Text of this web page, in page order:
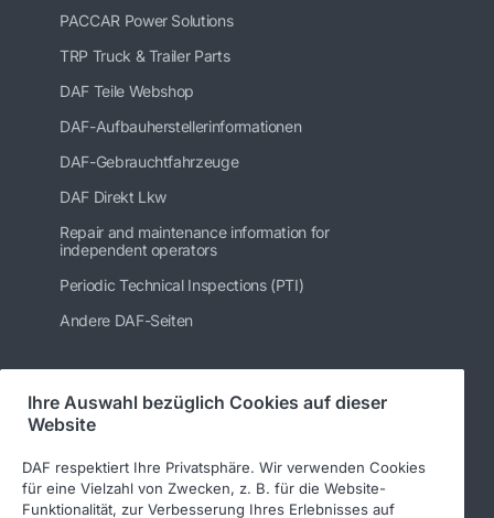
PACCAR Power Solutions
TRP Truck & Trailer Parts
DAF Teile Webshop
DAF-Aufbauherstellerinformationen
DAF-Gebrauchtfahrzeuge
DAF Direkt Lkw
Repair and maintenance information for
independent operators
Periodic Technical Inspections (PTI)
Andere DAF-Seiten
Folgen Sie uns
Ihre Auswahl bezüglich Cookies auf dieser
Website
DAF respektiert Ihre Privatsphäre. Wir verwenden Cookies
für eine Vielzahl von Zwecken, z. B. für die Website-
Funktionalität, zur Verbesserung Ihres Erlebnisses auf